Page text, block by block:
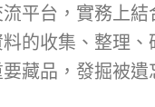
平台，實務上
的收集、整理
藏品，發掘被